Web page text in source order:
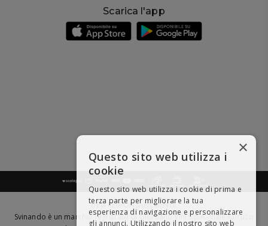
Scarica l'app
BEVI RESPONSABILMENTE
Svinando è un marchio registrato di Giordano Vini S.p.A. Viale Abruzzi
×
Questo sito web utilizza i
cookie
Questo sito web utilizza i cookie di prima e
terza parte per migliorare la tua
esperienza di navigazione e personalizzare
gli annunci. Utilizzando il nostro sito web